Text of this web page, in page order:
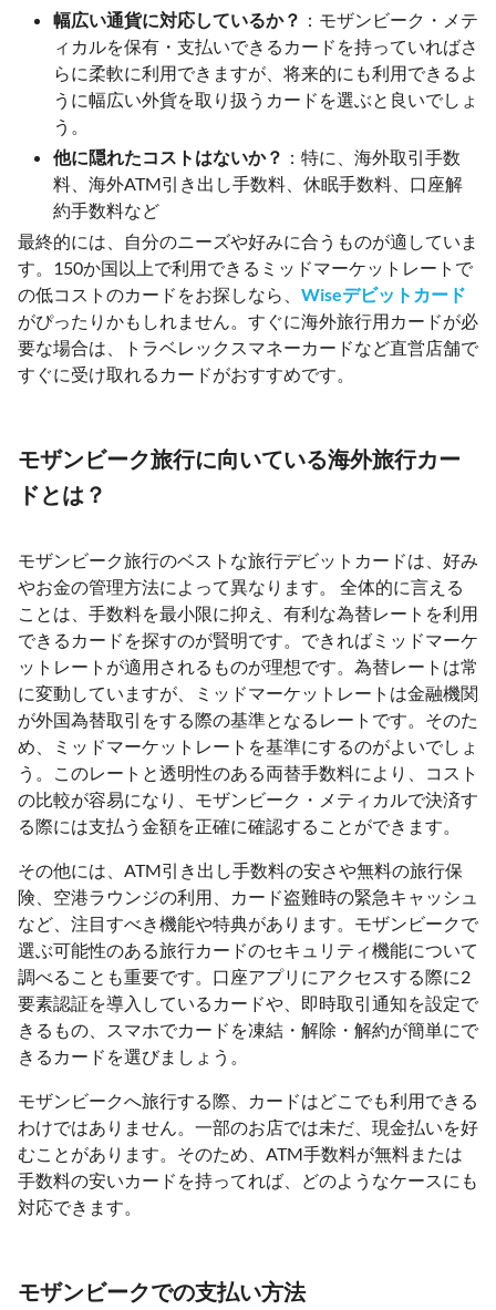
幅広い通貨に対応しているか？ ：モザンビーク・メテ
ィカルを保有・支払いできるカードを持っていればさ
らに柔軟に利用できますが、将来的にも利用できるよ
うに幅広い外貨を取り扱うカードを選ぶと良いでしょ
う。
他に隠れたコストはないか？ ：特に、海外取引手数
料、海外ATM引き出し手数料、休眠手数料、口座解
約手数料など
最終的には、自分のニーズや好みに合うものが適していま
す。150か国以上で利用できるミッドマーケットレートで
の低コストのカードをお探しなら、 Wiseデビットカード
がぴったりかもしれません。すぐに海外旅行用カードが必
要な場合は、トラベレックスマネーカードなど直営店舗で
すぐに受け取れるカードがおすすめです。
モザンビーク旅行に向いている海外旅行カー
ドとは？
モザンビーク旅行のベストな旅行デビットカードは、好み
やお金の管理方法によって異なります。 全体的に言える
ことは、手数料を最小限に抑え、有利な為替レートを利用
できるカードを探すのが賢明です。できればミッドマーケ
ットレートが適用されるものが理想です。為替レートは常
に変動していますが、ミッドマーケットレートは金融機関
が外国為替取引をする際の基準となるレートです。そのた
め、ミッドマーケットレートを基準にするのがよいでしょ
う。このレートと透明性のある両替手数料により、コスト
の比較が容易になり、モザンビーク・メティカルで決済す
る際には支払う金額を正確に確認することができます。
その他には、ATM引き出し手数料の安さや無料の旅行保
険、空港ラウンジの利用、カード盗難時の緊急キャッシュ
など、注目すべき機能や特典があります。モザンビークで
選ぶ可能性のある旅行カードのセキュリティ機能について
調べることも重要です。口座アプリにアクセスする際に2
要素認証を導入しているカードや、即時取引通知を設定で
きるもの、スマホでカードを凍結・解除・解約が簡単にで
きるカードを選びましょう。
モザンビークへ旅行する際、カードはどこでも利用できる
わけではありません。一部のお店では未だ、現金払いを好
むことがあります。そのため、ATM手数料が無料または
手数料の安いカードを持ってれば、どのようなケースにも
対応できます。
モザンビークでの支払い方法